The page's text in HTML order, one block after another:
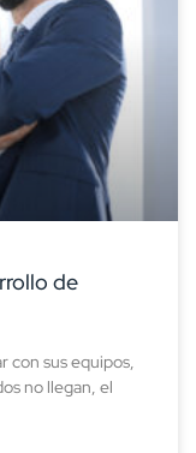
de
con sus equipos,
no llegan, el